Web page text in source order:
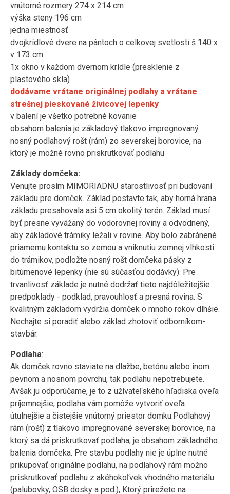
vnútorné rozmery 274 x 214 cm
výška steny 196 cm
jedna miestnosť
dvojkrídlové dvere na pántoch o celkovej svetlosti š 140 x
v 173 cm
1x okno v každom dvernom krídle (presklenie z
plastového skla)
dodávame vrátane originálnej podlahy a vrátane
strešnej pieskované živicovej lepenky
v balení je všetko potrebné kovanie
obsahom balenia je základový tlakovo impregnovaný
nosný podlahový rošt (rám) zo severskej borovice, na
ktorý je možné rovno priskrutkovať podlahu
Základy domčeka:
Venujte prosím MIMORIADNU starostlivosť pri budovaní
základu pre domček. Základ postavte tak, aby horná hrana
základu presahovala asi 5 cm okolitý terén. Základ musí
byť presne vyvážaný do vodorovnej roviny a odvodnený,
aby základové trámiky ležali v rovine. Aby bolo zabránené
priamemu kontaktu so zemou a vniknutiu zemnej vlhkosti
do trámikov, podložte nosný rošt domčeka pásky z
bitúmenové lepenky (nie sú súčasťou dodávky). Pre
trvanlivosť základe je nutné dodržať tieto najdôležitejšie
predpoklady - podklad, pravouhlosť a presná rovina. S
kvalitným základom vydržia domček o mnoho rokov dlhšie.
Nechajte si poradiť alebo základ zhotoviť odborníkom-
stavbár.
Podlaha:
Ak domček rovno staviate na dlažbe, betónu alebo inom
pevnom a nosnom povrchu, tak podlahu nepotrebujete.
Avšak ju odporúčame, je to z užívateľského hľadiska oveľa
príjemnejšie, podlaha vám pomôže vytvoriť oveľa
útulnejšie a čistejšie vnútorný priestor domku.Podlahový
rám (rošt) z tlakovo impregnované severskej borovice, na
ktorý sa dá priskrutkovať podlaha, je obsahom základného
balenia domčeka. Pre stavbu podlahy nie je úplne nutné
prikupovať originálne podlahu, na podlahový rám možno
priskrutkovať podlahu z akéhokoľvek vhodného materiálu
(palubovky, OSB dosky a pod.), Ktorý prirežete na